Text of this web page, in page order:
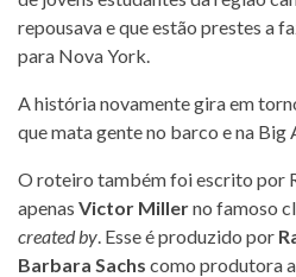
repousava e que estão prestes a
para Nova York.
A história novamente gira em
que mata gente no barco e na Big
O roteiro também foi escrito por
apenas Victor Millerno famoso
created by. Esse é produzido por
Barbara Sachs como produtora